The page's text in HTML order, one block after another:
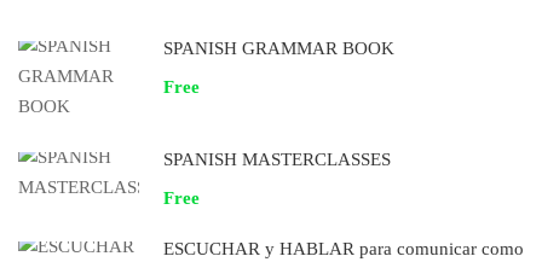
SPANISH GRAMMAR BOOK
Free
SPANISH MASTERCLASSES
Free
ESCUCHAR y HABLAR para comunicar como